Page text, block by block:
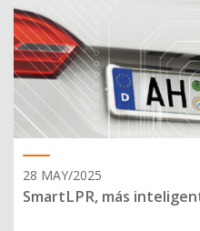
28 MAY/2025
SmartLPR, más